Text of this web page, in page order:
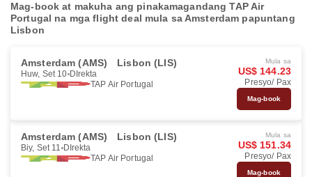
Mag-book at makuha ang pinakamagandang TAP Air
Portugal na mga flight deal mula sa Amsterdam papuntang
Lisbon
Amsterdam (AMS) Lisbon (LIS)
Huw, Set 10 DIrekta
TAP Air Portugal
Mula sa
US$ 144.23
Presyo/ Pax
Mag-book
Amsterdam (AMS) Lisbon (LIS)
Biy, Set 11 DIrekta
TAP Air Portugal
Mula sa
US$ 151.34
Presyo/ Pax
Mag-book